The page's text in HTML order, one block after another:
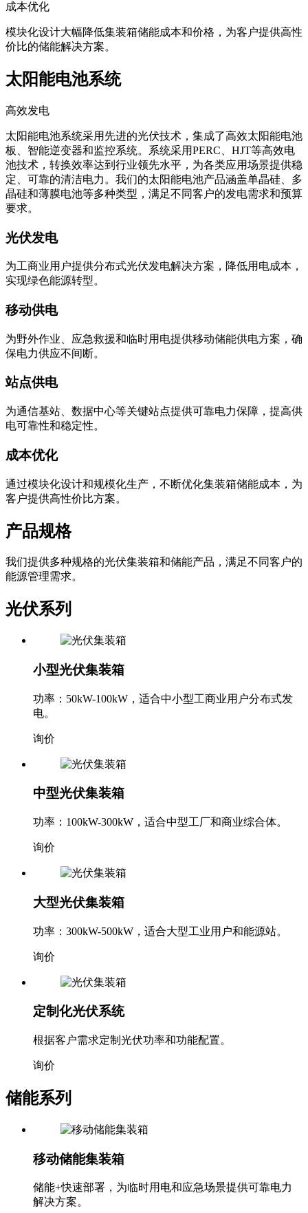
成本优化
模块化设计大幅降低集装箱储能成本和价格，为客户提供高性
价比的储能解决方案。
太阳能电池系统
高效发电
太阳能电池系统采用先进的光伏技术，集成了高效太阳能电池
板、智能逆变器和监控系统。系统采用PERC、HJT等高效电
池技术，转换效率达到行业领先水平，为各类应用场景提供稳
定、可靠的清洁电力。我们的太阳能电池产品涵盖单晶硅、多
晶硅和薄膜电池等多种类型，满足不同客户的发电需求和预算
要求。
光伏发电
为工商业用户提供分布式光伏发电解决方案，降低用电成本，
实现绿色能源转型。
移动供电
为野外作业、应急救援和临时用电提供移动储能供电方案，确
保电力供应不间断。
站点供电
为通信基站、数据中心等关键站点提供可靠电力保障，提高供
电可靠性和稳定性。
成本优化
通过模块化设计和规模化生产，不断优化集装箱储能成本，为
客户提供高性价比方案。
产品规格
我们提供多种规格的光伏集装箱和储能产品，满足不同客户的
能源管理需求。
光伏系列
小型光伏集装箱
功率：50kW-100kW，适合中小型工商业用户分布式发
电。
询价
中型光伏集装箱
功率：100kW-300kW，适合中型工厂和商业综合体。
询价
大型光伏集装箱
功率：300kW-500kW，适合大型工业用户和能源站。
询价
定制化光伏系统
根据客户需求定制光伏功率和功能配置。
询价
储能系列
移动储能集装箱
储能+快速部署，为临时用电和应急场景提供可靠电力
解决方案。